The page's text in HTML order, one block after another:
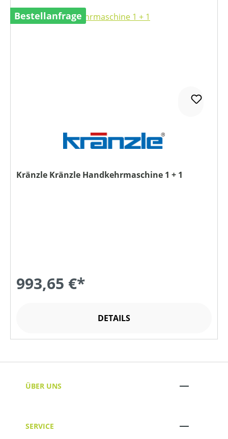
Bestellanfrage
Kränzle Kränzle Handkehrmaschine 1 + 1
993,65 €*
DETAILS
ÜBER UNS
SERVICE